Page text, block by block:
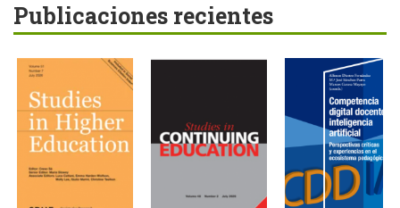
Publicaciones recientes